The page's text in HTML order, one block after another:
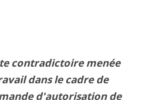
contradictoire menée
dans le cadre de
d'autorisation de